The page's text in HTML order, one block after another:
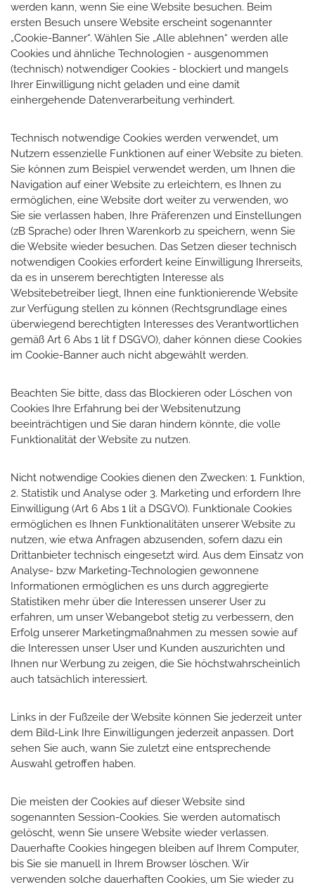
werden kann, wenn Sie eine Website besuchen. Beim
ersten Besuch unsere Website erscheint sogenannter
„Cookie-Banner“. Wählen Sie „Alle ablehnen“ werden alle
Cookies und ähnliche Technologien - ausgenommen
(technisch) notwendiger Cookies - blockiert und mangels
Ihrer Einwilligung nicht geladen und eine damit
einhergehende Datenverarbeitung verhindert.
Technisch notwendige Cookies werden verwendet, um
Nutzern essenzielle Funktionen auf einer Website zu bieten.
Sie können zum Beispiel verwendet werden, um Ihnen die
Navigation auf einer Website zu erleichtern, es Ihnen zu
ermöglichen, eine Website dort weiter zu verwenden, wo
Sie sie verlassen haben, Ihre Präferenzen und Einstellungen
(zB Sprache) oder Ihren Warenkorb zu speichern, wenn Sie
die Website wieder besuchen. Das Setzen dieser technisch
notwendigen Cookies erfordert keine Einwilligung Ihrerseits,
da es in unserem berechtigten Interesse als
Websitebetreiber liegt, Ihnen eine funktionierende Website
zur Verfügung stellen zu können (Rechtsgrundlage eines
überwiegend berechtigten Interesses des Verantwortlichen
gemäß Art 6 Abs 1 lit f DSGVO), daher können diese Cookies
im Cookie-Banner auch nicht abgewählt werden.
Beachten Sie bitte, dass das Blockieren oder Löschen von
Cookies Ihre Erfahrung bei der Websitenutzung
beeinträchtigen und Sie daran hindern könnte, die volle
Funktionalität der Website zu nutzen.
Nicht notwendige Cookies dienen den Zwecken: 1. Funktion,
2. Statistik und Analyse oder 3. Marketing und erfordern Ihre
Einwilligung (Art 6 Abs 1 lit a DSGVO). Funktionale Cookies
ermöglichen es Ihnen Funktionalitäten unserer Website zu
nutzen, wie etwa Anfragen abzusenden, sofern dazu ein
Drittanbieter technisch eingesetzt wird. Aus dem Einsatz von
Analyse- bzw Marketing-Technologien gewonnene
Informationen ermöglichen es uns durch aggregierte
Statistiken mehr über die Interessen unserer User zu
erfahren, um unser Webangebot stetig zu verbessern, den
Erfolg unserer Marketingmaßnahmen zu messen sowie auf
die Interessen unser User und Kunden auszurichten und
Ihnen nur Werbung zu zeigen, die Sie höchstwahrscheinlich
auch tatsächlich interessiert.
Links in der Fußzeile der Website können Sie jederzeit unter
dem Bild-Link Ihre Einwilligungen jederzeit anpassen. Dort
sehen Sie auch, wann Sie zuletzt eine entsprechende
Auswahl getroffen haben.
Die meisten der Cookies auf dieser Website sind
sogenannten Session-Cookies. Sie werden automatisch
gelöscht, wenn Sie unsere Website wieder verlassen.
Dauerhafte Cookies hingegen bleiben auf Ihrem Computer,
bis Sie sie manuell in Ihrem Browser löschen. Wir
verwenden solche dauerhaften Cookies, um Sie wieder zu